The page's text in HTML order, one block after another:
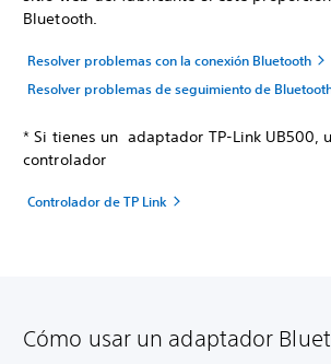
Bluetooth.
Resolver problemas con la conexión Bluetooth
Resolver problemas de seguimiento de
* Si tienes un adaptador TP-Link UB500,
controlador
Controlador de TP Link
Cómo usar un adaptador